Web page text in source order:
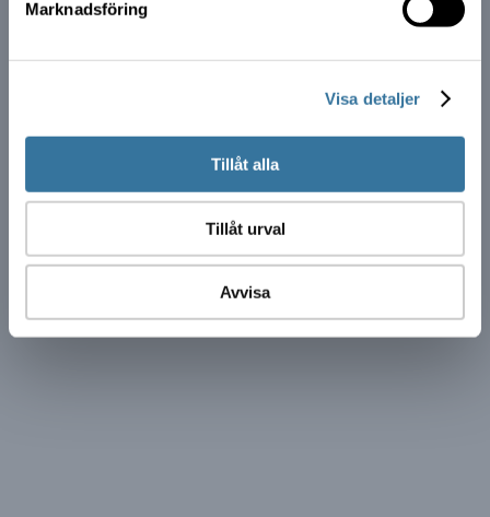
Marknadsföring
Visa detaljer
Tillåt alla
Tillåt urval
Avvisa